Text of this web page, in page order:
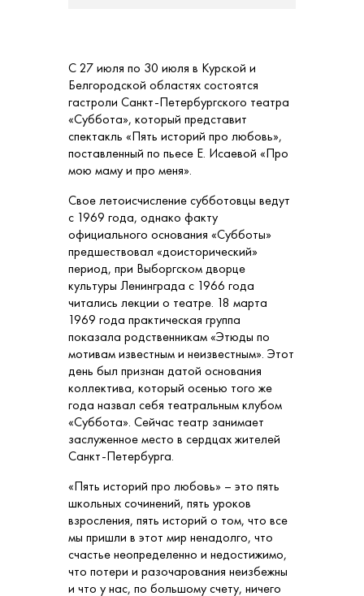
С 27 июля по 30 июля в Курской и
Белгородской областях состоятся
гастроли Санкт-Петербургского театра
«Суббота», который представит
спектакль «Пять историй про любовь»,
поставленный по пьесе Е. Исаевой «Про
мою маму и про меня».
Свое летоисчисление субботовцы ведут
с 1969 года, однако факту
официального основания «Субботы»
предшествовал «доисторический»
период, при Выборгском дворце
культуры Ленинграда с 1966 года
читались лекции о театре. 18 марта
1969 года практическая группа
показала родственникам «Этюды по
мотивам известным и неизвестным». Этот
день был признан датой основания
коллектива, который осенью того же
года назвал себя театральным клубом
«Суббота». Сейчас театр занимает
заслуженное место в сердцах жителей
Санкт-Петербурга.
«Пять историй про любовь» – это пять
школьных сочинений, пять уроков
взросления, пять историй о том, что все
мы пришли в этот мир ненадолго, что
счастье неопределенно и недостижимо,
что потери и разочарования неизбежны
и что у нас, по большому счету, ничего